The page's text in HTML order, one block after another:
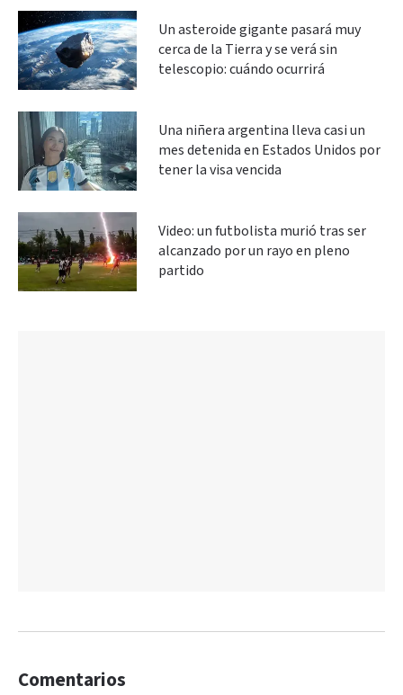
Un asteroide gigante pasará muy
cerca de la Tierra y se verá sin
telescopio: cuándo ocurrirá
Una niñera argentina lleva casi un
mes detenida en Estados Unidos por
tener la visa vencida
Video: un futbolista murió tras ser
alcanzado por un rayo en pleno
partido
Comentarios